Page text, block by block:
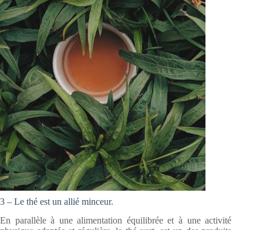
3 – Le thé est un allié minceur.
En parallèle à une alimentation équilibrée et à une activité